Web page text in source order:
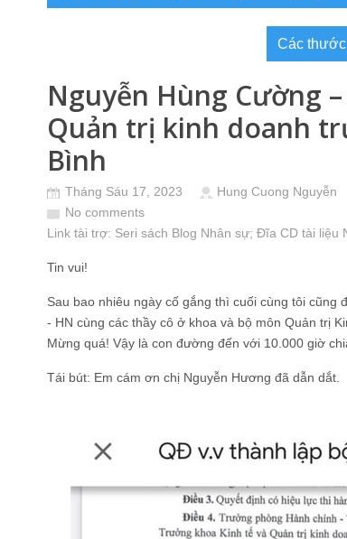
Các
Nguyễn Hùng Cường
Quản trị kinh doanh
Bình
Tháng Sáu 17, 2023 Hung Cuong Nguyễn
No comments
Link tài trợ: Seri sách Blog Nhân sự; Đĩa CD tài liệu
Tin vui!
Sau bao nhiêu ngày cố gắng thì cuối cùng tôi
- HN cùng các thầy cô ở khoa và bộ môn Quản trị
Mừng quá! Vậy là con đường đến với 10.000 giờ
Tái bút: Em cám ơn chị Nguyễn Hương đã dẫn dắt.